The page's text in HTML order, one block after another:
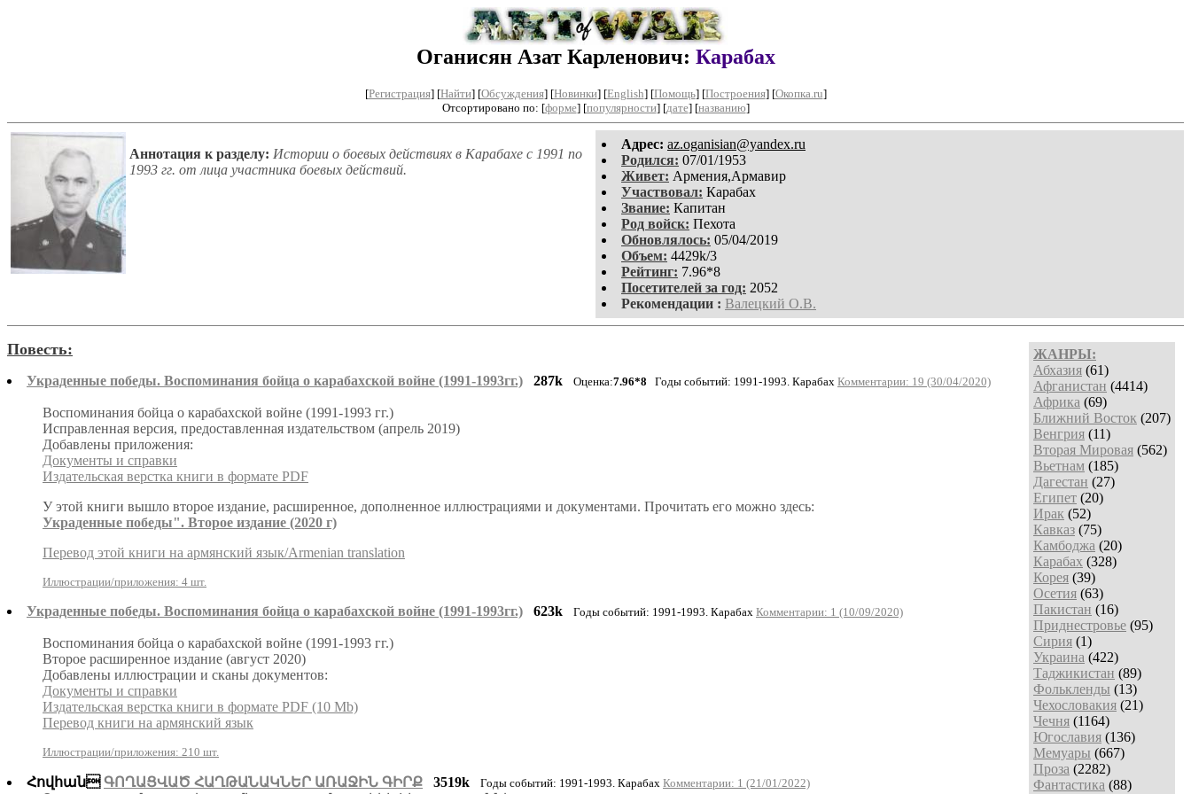
Оганисян Азат Карленович: Карабах
[Регистрация] [Найти] [Обсуждения] [Новинки] [English] [Помощь] [Построения] [Окопка.ru]
Отсортировано по: [форме] [популярности] [дате] [названию]
Aдpeс: az.oganisian@yandex.ru
Родился: 07/01/1953
Живет: Армения,Армавир
Участвовал: Карабах
Звание: Капитан
Род войск: Пехота
Обновлялось: 05/04/2019
Объем: 4429k/3
Рейтинг: 7.96*8
Посетителей за год: 2052
Рекомендации : Валецкий О.В.
Аннотация к разделу: Истории о боевых действиях в Карабахе с 1991 по
1993 гг. от лица участника боевых действий.
ЖАНРЫ:
Абхазия (61)
Афганистан (4414)
Африка (69)
Ближний Восток (207)
Венгрия (11)
Вторая Мировая (562)
Вьетнам (185)
Дагестан (27)
Египет (20)
Ирак (52)
Кавказ (75)
Камбоджа (20)
Карабах (328)
Корея (39)
Осетия (63)
Пакистан (16)
Приднестровье (95)
Сирия (1)
Украина (422)
Таджикистан (89)
Фолькленды (13)
Чехословакия (21)
Чечня (1164)
Югославия (136)
Мемуары (667)
Проза (2282)
Фантастика (88)
Повесть:
Украденные победы. Воспоминания бойца о карабахской войне (1991-1993гг.) 287k Оценка:7.96*8 Годы событий: 1991-1993. Карабах Комментарии: 19 (30/04/2020)
Воспоминания бойца о карабахской войне (1991-1993 гг.)
Исправленная версия, предоставленная издательством (апрель 2019)
Добавлены приложения:
Документы и справки
Издательская верстка книги в формате PDF
У этой книги вышло второе издание, расширенное, дополненное иллюстрациями и документами. Прочитать его можно здесь:
Украденные победы". Второе издание (2020 г)
Перевод этой книги на армянский язык/Armenian translation
Иллюстрации/приложения: 4 шт.
Украденные победы. Воспоминания бойца о карабахской войне (1991-1993гг.) 623k Годы событий: 1991-1993. Карабах Комментарии: 1 (10/09/2020)
Воспоминания бойца о карабахской войне (1991-1993 гг.)
Второе расширенное издание (август 2020)
Добавлены иллюстрации и сканы документов:
Документы и справки
Издательская верстка книги в формате PDF (10 Mb)
Перевод книги на армянский язык
Иллюстрации/приложения: 210 шт.
ՀովհանԳՈՂԱՑՎԱԾ ՀԱՂԹԱՆԱԿՆԵՐ ԱՌԱՋԻՆ ԳԻՐՔ 3519k Годы событий: 1991-1993. Карабах Комментарии: 1 (21/01/2022)